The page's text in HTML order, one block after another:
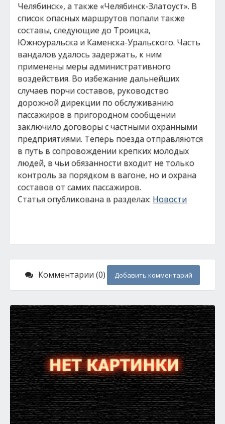
Челябинск», а также «Челябинск-Златоуст». В
список опасных маршрутов попали также
составы, следующие до Троицка,
Южноуральска и Каменска-Уральского. Часть
вандалов удалось задержать, к ним
применены меры административного
воздействия. Во избежание дальнейших
случаев порчи составов, руководство
дорожной дирекции по обслуживанию
пассажиров в пригородном сообщении
заключило договоры с частными охранными
предприятиями. Теперь поезда отправляются
в путь в сопровождении крепких молодых
людей, в чьи обязанности входит не только
контроль за порядком в вагоне, но и охрана
составов от самих пассажиров.
Статья опубликована в разделах: Новости
Комментарии (0) Добавить комментарий